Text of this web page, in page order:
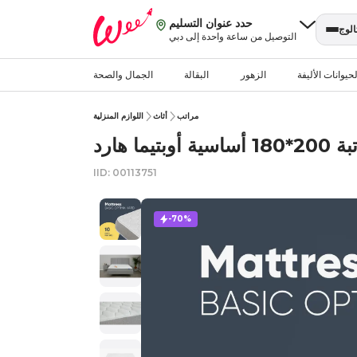
حدد عنوان التسليم
التوصيل من ساعة واحدة إلى دبي
الجمال والصحة البقالة الزهور الأليفة
اللوازم المنزلية أثاث مراتب
أوبتيما هارد
IID: 00113751
-70%